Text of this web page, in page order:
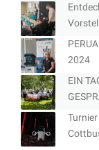
2024
EIN